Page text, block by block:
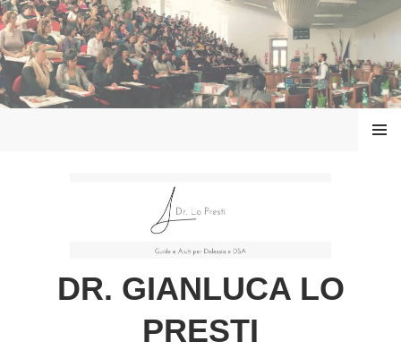
Vai
al
contenuto
DR. GIANLUCA LO
PRESTI
MENU